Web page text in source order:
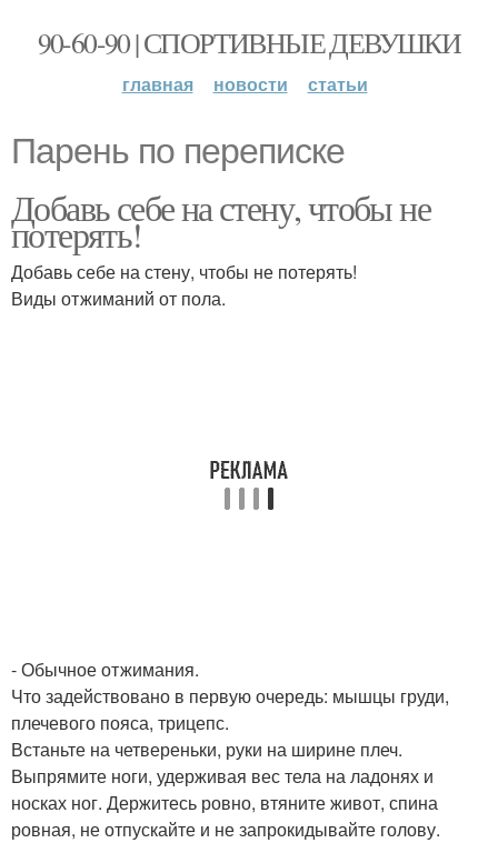
90-60-90 | СПОРТИВНЫЕ ДЕВУШКИ
главная новости статьи
Парень по переписке
Добавь себе на стену, чтобы не
потерять!
Добавь себе на стену, чтобы не потерять!
Виды отжиманий от пола.
- Обычное отжимания.
Что задействовано в первую очередь: мышцы груди,
плечевого пояса, трицепс.
Встаньте на четвереньки, руки на ширине плеч.
Выпрямите ноги, удерживая вес тела на ладонях и
носках ног. Держитесь ровно, втяните живот, спина
ровная, не отпускайте и не запрокидывайте голову.